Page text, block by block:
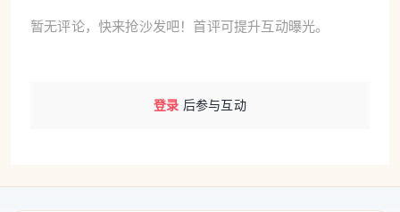
暂无评论，快来抢沙发吧！首评可提升互动曝光。
登录 后参与互动